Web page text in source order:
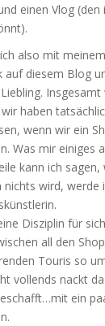
einen Vlog (den
also mit
auf diesem Blog
haben
wenn wir ein
Was mir einiges
kann ich sagen,
nichts wird, werde
Disziplin für
all den
Touris so
vollends nackt
ein